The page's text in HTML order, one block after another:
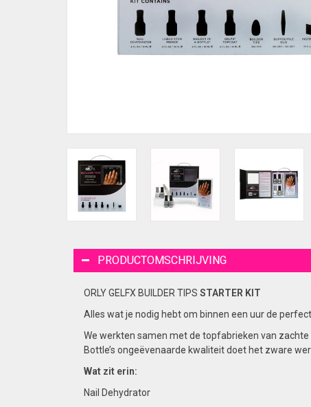
PRODUCTOMSCHRIJVING
ORLY GELFX BUILDER TIPS STARTER KIT
Alles wat je nodig hebt om binnen een uur de
We werkten samen met de topfabrieken van zachte
Bottle’s ongeëvenaarde kwaliteit doet het zware
Wat zit erin:
Nail Dehydrator